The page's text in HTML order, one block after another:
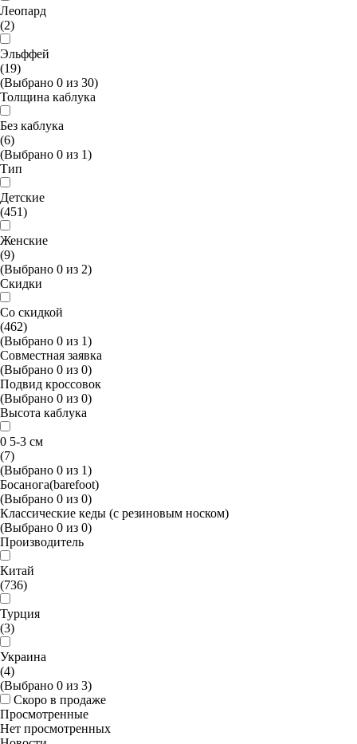
Леопард
(2)
Эльффей
(19)
(Выбрано 0 из 30)
Толщина каблука
Без каблука
(6)
(Выбрано 0 из 1)
Тип
Детские
(451)
Женские
(9)
(Выбрано 0 из 2)
Скидки
Со скидкой
(462)
(Выбрано 0 из 1)
Совместная заявка
(Выбрано 0 из 0)
Подвид кроссовок
(Выбрано 0 из 0)
Высота каблука
0 5-3 см
(7)
(Выбрано 0 из 1)
Босанога(barefoot)
(Выбрано 0 из 0)
Классические кеды (с резиновым носком)
(Выбрано 0 из 0)
Производитель
Китай
(736)
Турция
(3)
Украина
(4)
(Выбрано 0 из 3)
Скоро в продаже
Просмотренные
Нет просмотренных